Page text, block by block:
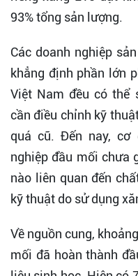
93% tổng sản lượng.
Các doanh nghiệp
khẳng định phần lớn
Việt Nam đều có thể
cần điều chỉnh kỹ
quá cũ. Đến nay, cơ
nghiệp đầu mối chưa
nào liên quan đến
kỹ thuật do sử dụng
Về nguồn cung,
mối đã hoàn thành